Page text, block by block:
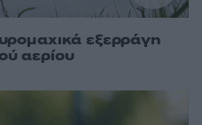
εξερράγη
αερίου